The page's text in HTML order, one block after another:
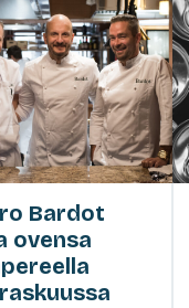
Bardot
ovensa